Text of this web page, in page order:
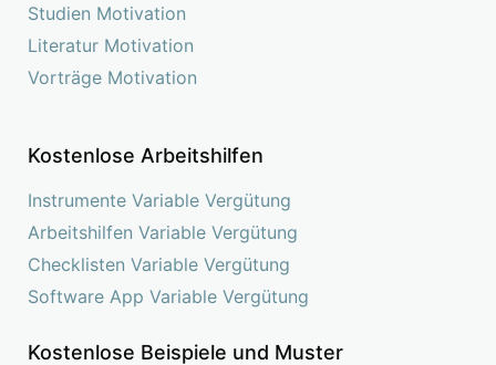
Studien Motivation
Literatur Motivation
Vorträge Motivation
Kostenlose Arbeitshilfen
Instrumente Variable Vergütung
Arbeitshilfen Variable Vergütung
Checklisten Variable Vergütung
Software App Variable Vergütung
Kostenlose Beispiele und Muster